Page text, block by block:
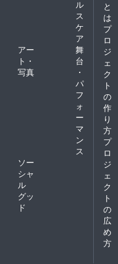
ル
ス
ケ
ア
アー
ト・
写真
舞
台
・
パ
フ
ォ
ー
マ
ン
ス
ソー
シャ
ル
グッ
ド
と
は
プ
ロ
ジ
ェ
ク
ト
の
作
り
方
プ
ロ
ジ
ェ
ク
ト
の
広
め
方